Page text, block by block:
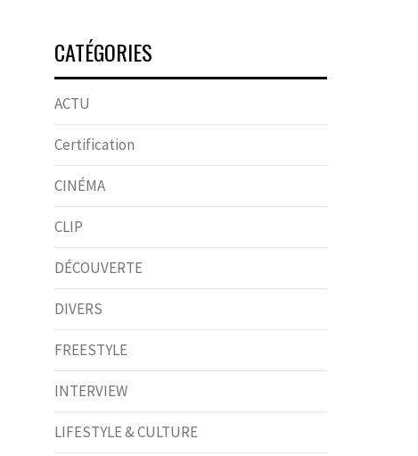
CATÉGORIES
ACTU
Certification
CINÉMA
CLIP
DÉCOUVERTE
DIVERS
FREESTYLE
INTERVIEW
LIFESTYLE & CULTURE